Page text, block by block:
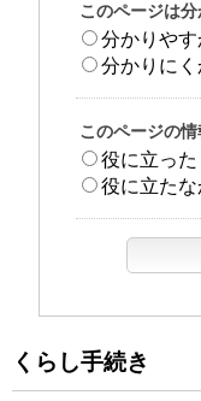
くらし手続き
このページは
分かりやす
分かりにく
このページの
役に立った
役に立たな